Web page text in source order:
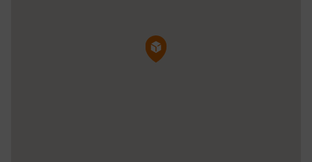
Pin de la carte